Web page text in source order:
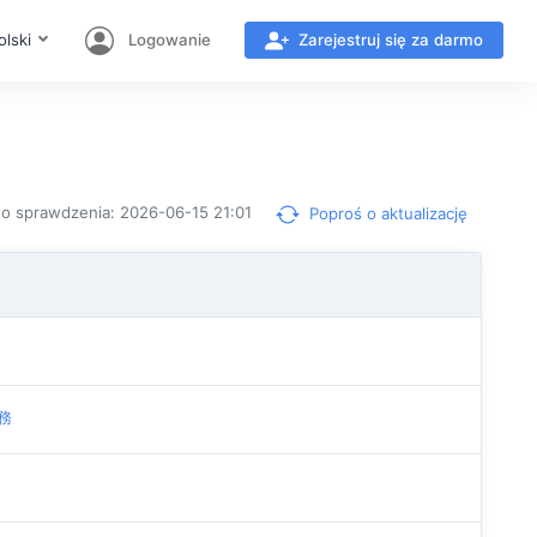
Logowanie Zarejestruj się za darmo
sprawdzenia: 2026-06-15 21:01 Poproś o aktualizację